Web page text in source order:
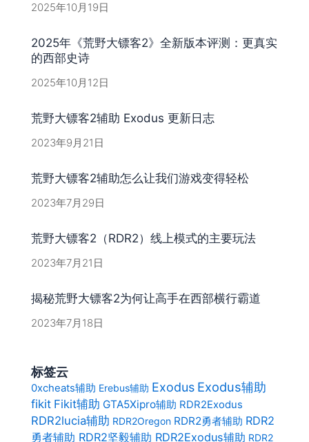
2025年10月19日
2025年《荒野大镖客2》全新版本评测：更真实
的西部史诗
2025年10月12日
荒野大镖客2辅助 Exodus 更新日志
2023年9月21日
荒野大镖客2辅助怎么让我们游戏变得轻松
2023年7月29日
荒野大镖客2（RDR2）线上模式的主要玩法
2023年7月21日
揭秘荒野大镖客2为何让高手在西部横行霸道
2023年7月18日
标签云
0xcheats辅助 Erebus辅助 Exodus Exodus辅助
fikit Fikit辅助 GTA5Xipro辅助 RDR2Exodus
RDR2lucia辅助 RDR2Oregon RDR2勇者辅助 RDR2
勇者辅助 RDR2坚毅辅助 RDR2Exodus辅助 RDR2